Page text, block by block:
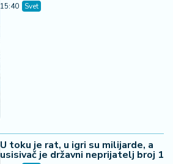
15:40 Svet
U toku je rat, u igri su milijarde, a
usisivač je državni neprijatelj broj 1